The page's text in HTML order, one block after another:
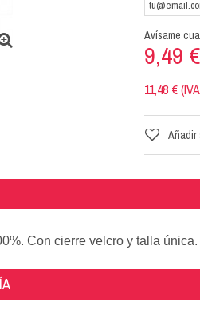
Avísame
9,49 €
11,48 €
Añadir
Con cierre velcro y talla